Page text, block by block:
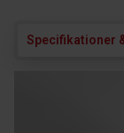
Specifikationer